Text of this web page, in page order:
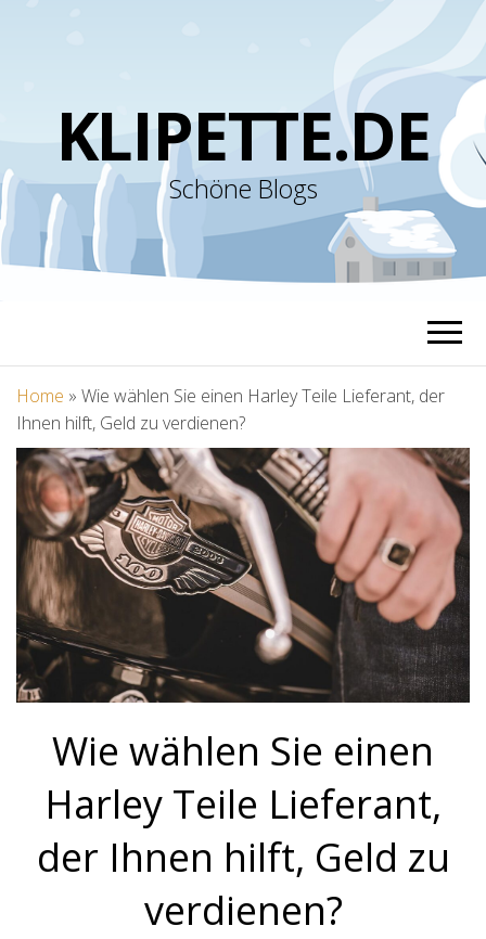
KLIPETTE.DE
Schöne Blogs
Home » Wie wählen Sie einen Harley Teile Lieferant, der
Ihnen hilft, Geld zu verdienen?
Wie wählen Sie einen
Harley Teile Lieferant,
der Ihnen hilft, Geld zu
verdienen?